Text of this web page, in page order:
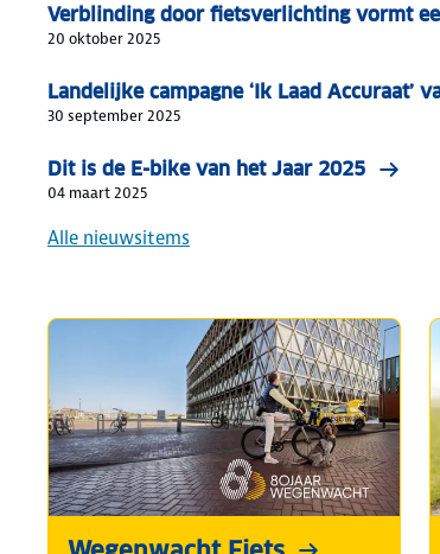
Verblinding door fietsverlichting vormt
20 oktober 2025
Landelijke campagne ‘Ik Laad Accuraat’
30 september 2025
Dit is de E-bike van het Jaar 2025
04 maart 2025
Alle nieuwsitems